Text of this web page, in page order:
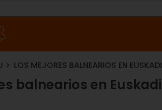
LOS MEJORES BALNEARIOS EN EUSKADI
balnearios en Euskadi